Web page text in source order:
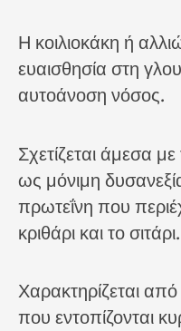
Η κοιλιοκάκη ή
ευαισθησία στη
αυτοάνοση νόσος.
Σχετίζεται άμεσα με
ως μόνιμη
πρωτεΐνη που
κριθάρι και το σιτάρι.
Χαρακτηρίζεται
που εντοπίζονται